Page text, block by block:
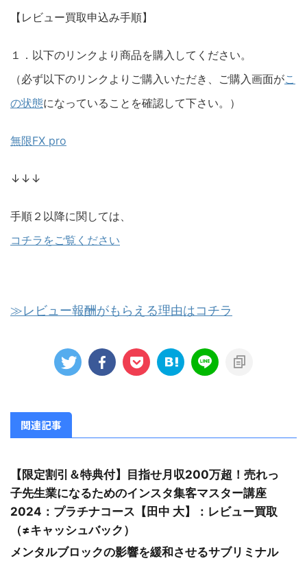
【レビュー買取申込み手順】
１．以下のリンクより商品を購入してください。
（必ず以下のリンクよりご購入いただき、ご購入画面がこ
の状態になっていることを確認して下さい。）
無限FX pro
↓↓↓
手順２以降に関しては、
コチラをご覧ください
≫レビュー報酬がもらえる理由はコチラ
関連記事
【限定割引＆特典付】目指せ月収200万超！売れっ
子先生業になるためのインスタ集客マスター講座
2024：プラチナコース【田中 大】：レビュー買取
（≠キャッシュバック）
メンタルブロックの影響を緩和させるサブリミナル